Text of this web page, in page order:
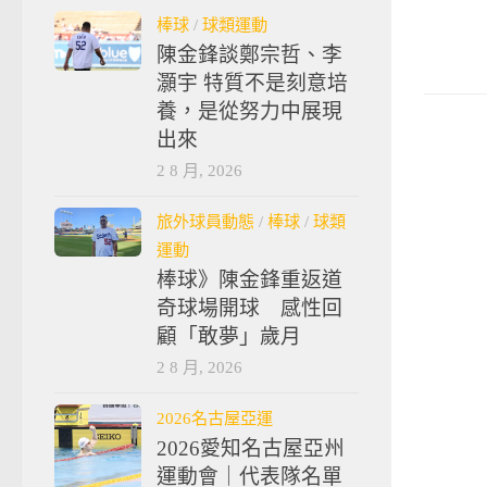
棒球 / 球類運動
陳金鋒談鄭宗哲、李
灝宇 特質不是刻意培
養，是從努力中展現
出來
2 8 月, 2026
旅外球員動態 / 棒球 / 球類
運動
棒球》陳金鋒重返道
奇球場開球 感性回
顧「敢夢」歲月
2 8 月, 2026
2026名古屋亞運
2026愛知名古屋亞州
運動會｜代表隊名單